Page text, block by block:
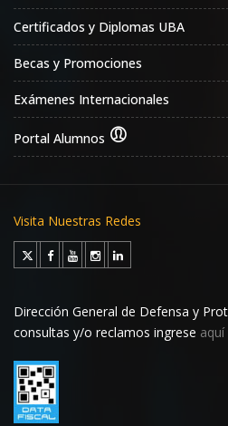
Certificados y Diplomas UBA
Becas y Promociones
Exámenes Internacionales
Portal Alumnos
Visita Nuestras Redes
Dirección General de Defensa y
consultas y/o reclamos ingrese aquí